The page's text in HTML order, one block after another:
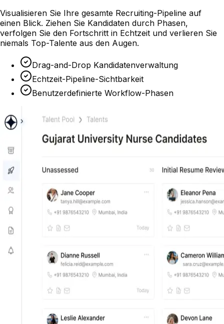
Visualisieren Sie Ihre gesamte Recruiting-Pipeline auf
einen Blick. Ziehen Sie Kandidaten durch Phasen,
verfolgen Sie den Fortschritt in Echtzeit und verlieren Sie
niemals Top-Talente aus den Augen.
Drag-and-Drop Kandidatenverwaltung
Echtzeit-Pipeline-Sichtbarkeit
Benutzerdefinierte Workflow-Phasen